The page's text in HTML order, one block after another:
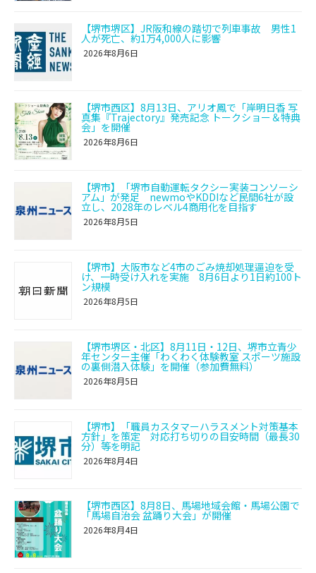
【堺市堺区】JR阪和線の踏切で列車事故 男性1
人が死亡、約1万4,000人に影響
2026年8月6日
【堺市西区】8月13日、アリオ鳳で「岸明日香 写
真集『Trajectory』発売記念 トークショー＆特典
会」を開催
2026年8月6日
【堺市】「堺市自動運転タクシー実装コンソーシ
アム」が発足 newmoやKDDIなど民間6社が設
立し、2028年のレベル4商用化を目指す
2026年8月5日
【堺市】大阪市など4市のごみ焼却処理逼迫を受
け、一時受け入れを実施 8月6日より1日約100ト
ン規模
2026年8月5日
【堺市堺区・北区】8月11日・12日、堺市立青少
年センター主催「わくわく体験教室 スポーツ施設
の裏側潜入体験」を開催（参加費無料）
2026年8月5日
【堺市】「職員カスタマーハラスメント対策基本
方針」を策定 対応打ち切りの目安時間（最長30
分）等を明記
2026年8月4日
【堺市西区】8月8日、馬場地域会館・馬場公園で
「馬場自治会 盆踊り大会」が開催
2026年8月4日